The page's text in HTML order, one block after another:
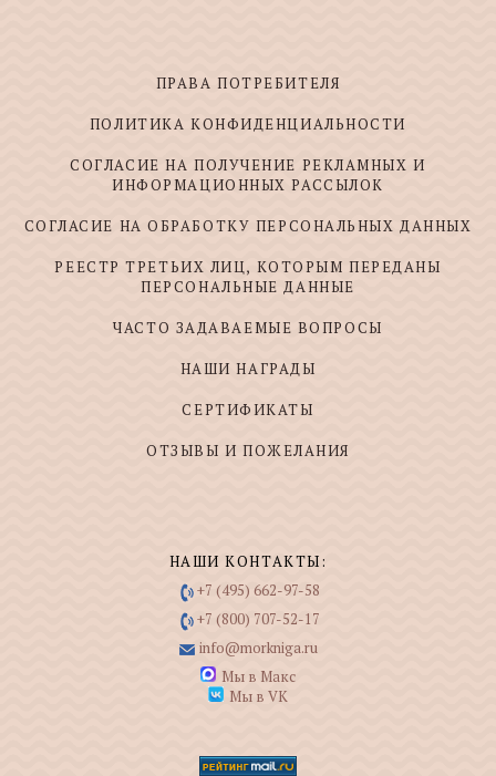
ПРАВА ПОТРЕБИТЕЛЯ
ПОЛИТИКА КОНФИДЕНЦИАЛЬНОСТИ
СОГЛАСИЕ НА ПОЛУЧЕНИЕ РЕКЛАМНЫХ И
ИНФОРМАЦИОННЫХ РАССЫЛОК
СОГЛАСИЕ НА ОБРАБОТКУ ПЕРСОНАЛЬНЫХ ДАННЫХ
РЕЕСТР ТРЕТЬИХ ЛИЦ, КОТОРЫМ ПЕРЕДАНЫ
ПЕРСОНАЛЬНЫЕ ДАННЫЕ
ЧАСТО ЗАДАВАЕМЫЕ ВОПРОСЫ
НАШИ НАГРАДЫ
СЕРТИФИКАТЫ
ОТЗЫВЫ И ПОЖЕЛАНИЯ
НАШИ КОНТАКТЫ:
+7 (495) 662-97-58
+7 (800) 707-52-17
info@morkniga.ru
Мы в Макс
Мы в VK